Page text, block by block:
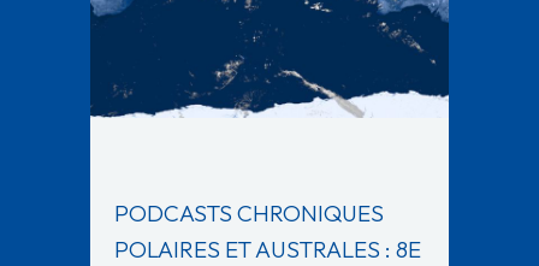
PODCASTS CHRONIQUES
POLAIRES ET AUSTRALES : 8E